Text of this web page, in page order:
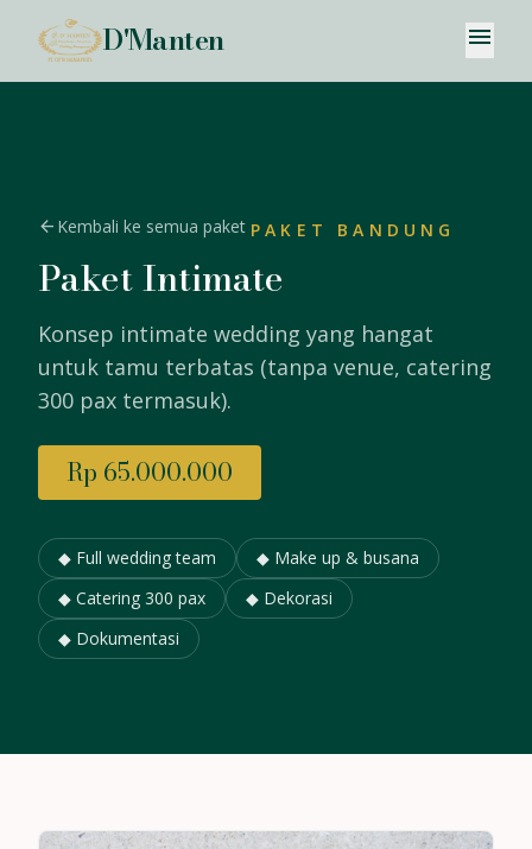
D'Manten menu
arrow_back Kembali ke semua paket PAKET BANDUNG
Paket Intimate
Konsep intimate wedding yang hangat
untuk tamu terbatas (tanpa venue, catering
300 pax termasuk).
Rp 65.000.000
◆ Full wedding team
◆ Make up & busana
◆ Catering 300 pax
◆ Dekorasi
◆ Dokumentasi